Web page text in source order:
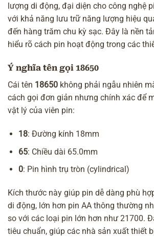
lượng di động, đại diện cho công nghệ
với khả năng lưu trữ năng lượng hiệu
đến hàng trăm chu kỳ sạc. Đây là nền
hiểu rõ cách pin hoạt động trong các
Ý nghĩa tên gọi 18650
Cái tên 18650 không phải ngẫu nhiên
cách gọi đơn giản nhưng chính xác để
vật lý của viên pin:
18: Đường kính 18mm
65: Chiều dài 65.0mm
0: Pin hình trụ tròn (cylindrical)
Kích thước này giúp pin dễ dàng phù
di động, lớn hơn pin AA thông thường
so với các loại pin lớn hơn như 21700.
tiêu chuẩn, giúp các nhà sản xuất thiết